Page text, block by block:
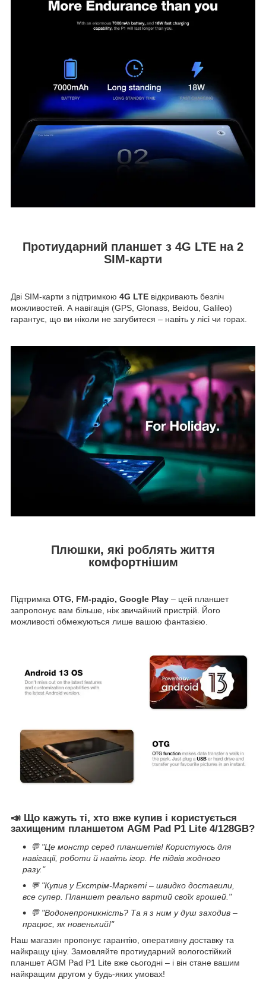
Протиударний планшет з 4G LTE на 2
SIM-карти
Дві SIM-карти з підтримкою 4G LTE відкривають безліч
можливостей. А навігація (GPS, Glonass, Beidou, Galileo)
гарантує, що ви ніколи не загубитеся – навіть у лісі чи горах.
Плюшки, які роблять життя
комфортнішим
Підтримка OTG, FM-радіо, Google Play – цей планшет
запропонує вам більше, ніж звичайний пристрій. Його
можливості обмежуються лише вашою фантазією.
📣 Що кажуть ті, хто вже купив і користується
захищеним планшетом AGM Pad P1 Lite 4/128GB?
💬 "Це монстр серед планшетів! Користуюсь для
навігації, роботи й навіть ігор. Не підвів жодного
разу."
💬 "Купив у Екстрім-Маркеті – швидко доставили,
все супер. Планшет реально вартий своїх грошей."
💬 "Водонепроникність? Та я з ним у душ заходив –
працює, як новенький!"
Наш магазин пропонує гарантію, оперативну доставку та
найкращу ціну. Замовляйте протиударний вологостійкий
планшет AGM Pad P1 Lite вже сьогодні – і він стане вашим
найкращим другом у будь-яких умовах!